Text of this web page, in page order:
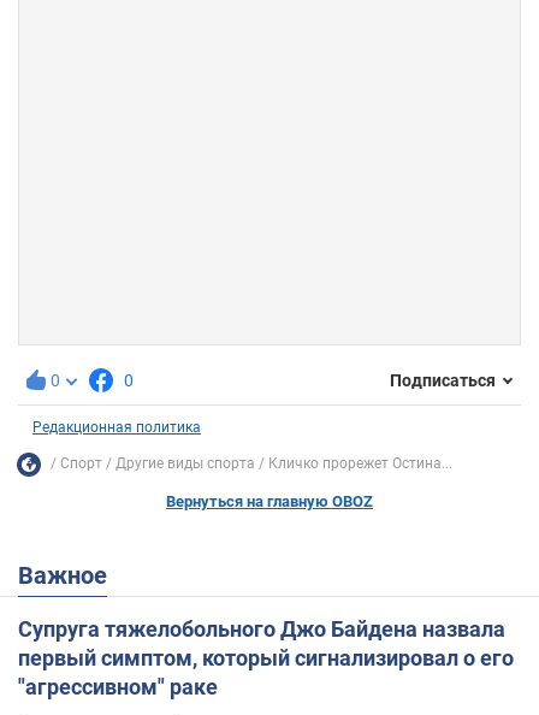
0 0 Подписаться
Редакционная политика
Спорт Другие виды спорта Кличко прорежет Остина...
Вернуться на главную OBOZ
Важное
Супруга тяжелобольного Джо Байдена назвала
первый симптом, который сигнализировал о его
"агрессивном" раке